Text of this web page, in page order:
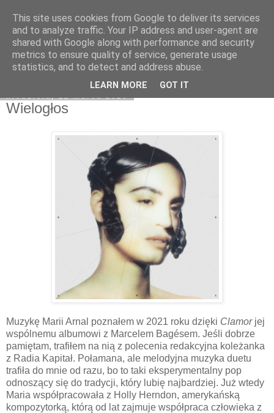
Na obrzeżach
Wielogłos
Muzykę Marii Arnal poznałem w 2021 roku dzięki Clamorjej
wspólnemu albumowi z Marcelem Bagésem. Jeśli dobrze
pamiętam, trafiłem na nią z polecenia redakcyjna koleżanka
z Radia Kapitał. Połamana, ale melodyjna muzyka duetu
trafiła do mnie od razu, bo to taki eksperymentalny pop
odnoszący się do tradycji, który lubię najbardziej. Już wtedy
Maria współpracowała z Holly Herndon, amerykańską
kompozytorką, którą od lat zajmuje współpraca człowieka z
This site uses cookies from Google to deliver its services
and to analyze traffic. Your IP address and user-agent are
shared with Google along with performance and security
metrics to ensure quality of service, generate usage
statistics, and to detect and address abuse.
LEARN MORE GOT IT